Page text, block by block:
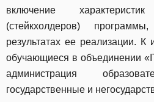
включение
(стейкхолдеров)
результатах ее реализации. К
обучающиеся в объединении
администрация
государственные и